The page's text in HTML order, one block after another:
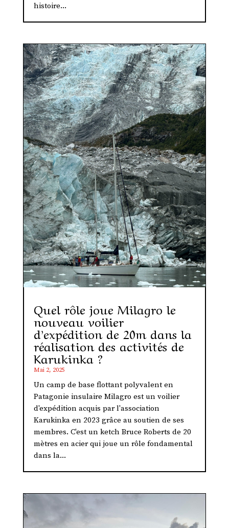
histoire...
Quel rôle joue Milagro le
nouveau voilier
d’expédition de 20m dans la
réalisation des activités de
Karukinka ?
Mai 2, 2025
Un camp de base flottant polyvalent en
Patagonie insulaire Milagro est un voilier
d'expédition acquis par l'association
Karukinka en 2023 grâce au soutien de ses
membres. C'est un ketch Bruce Roberts de 20
mètres en acier qui joue un rôle fondamental
dans la...